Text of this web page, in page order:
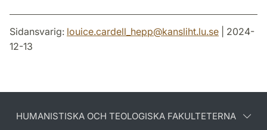
Sidansvarig: louice.cardell_hepp@kansliht.lu.se | 2024-
12-13
HUMANISTISKA OCH TEOLOGISKA FAKULTETERNA